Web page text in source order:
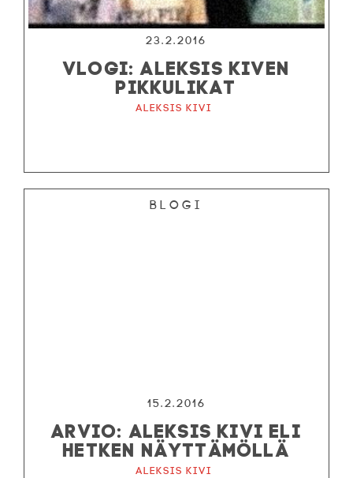
23.2.2016
VLOGI: ALEKSIS KIVEN
PIKKULIKAT
Aleksis Kivi
Blogi
15.2.2016
ARVIO: ALEKSIS KIVI ELI
HETKEN NÄYTTÄMÖLLÄ
Aleksis Kivi